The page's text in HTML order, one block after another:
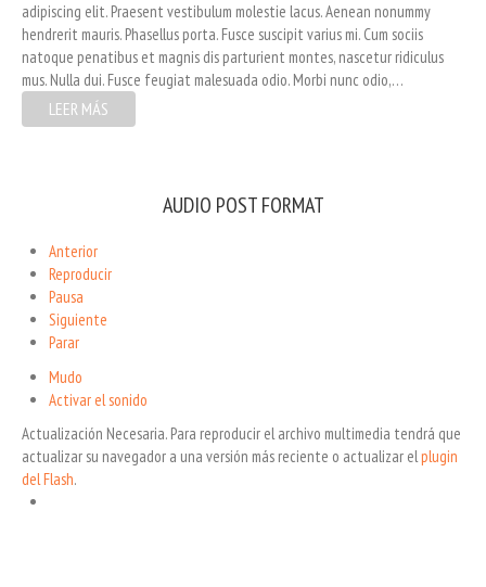
adipiscing elit. Praesent vestibulum molestie lacus. Aenean nonummy
hendrerit mauris. Phasellus porta. Fusce suscipit varius mi. Cum sociis
natoque penatibus et magnis dis parturient montes, nascetur ridiculus
mus. Nulla dui. Fusce feugiat malesuada odio. Morbi nunc odio,…
LEER MÁS
AUDIO POST FORMAT
Anterior
Reproducir
Pausa
Siguiente
Parar
Mudo
Activar el sonido
Actualización Necesaria. Para reproducir el archivo multimedia tendrá que
actualizar su navegador a una versión más reciente o actualizar elplugin
del Flash.